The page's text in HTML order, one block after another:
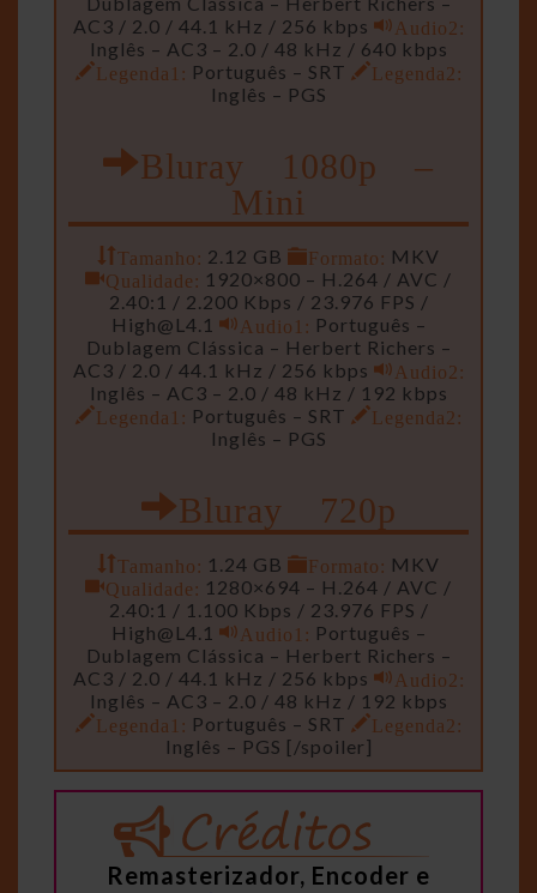
AC3 / 2.0 / 44.1 kHz / 256 kbps
Audio2:
Inglês – AC3 – 2.0 / 48 kHz / 640 kbps
Legenda1: Português – SRT
Legenda2:
Inglês – PGS
Bluray 1080p –
Mini
Tamanho: 2.12 GB Formato: MKV
Qualidade: 1920×800 – H.264 / AVC /
2.40:1 / 2.200 Kbps / 23.976 FPS /
High@L4.1
Audio1: Português –
Dublagem Clássica – Herbert Richers –
AC3 / 2.0 / 44.1 kHz / 256 kbps
Audio2:
Inglês – AC3 – 2.0 / 48 kHz / 192 kbps
Legenda1: Português – SRT
Legenda2:
Inglês – PGS
Bluray 720p
Tamanho: 1.24 GB Formato: MKV
Qualidade: 1280×694 – H.264 / AVC /
2.40:1 / 1.100 Kbps / 23.976 FPS /
High@L4.1
Audio1: Português –
Dublagem Clássica – Herbert Richers –
AC3 / 2.0 / 44.1 kHz / 256 kbps
Audio2:
Inglês – AC3 – 2.0 / 48 kHz / 192 kbps
Legenda1: Português – SRT
Legenda2:
Inglês – PGS [/spoiler]
Remasterizador, Encoder e